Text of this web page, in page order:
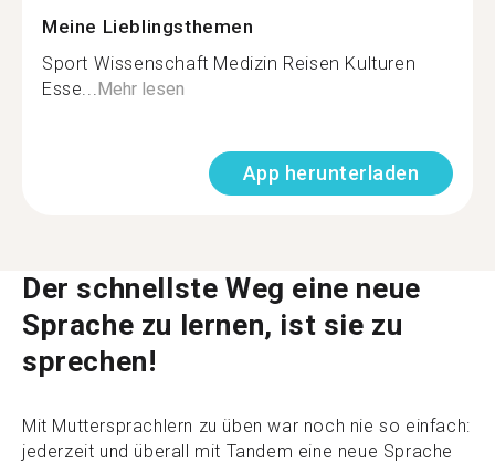
Meine Lieblingsthemen
Sport Wissenschaft Medizin Reisen Kulturen
Esse... Mehr lesen
App herunterladen
Der schnellste Weg eine neue
Sprache zu lernen, ist sie zu
sprechen!
Mit Muttersprachlern zu üben war noch nie so einfach:
jederzeit und überall mit Tandem eine neue Sprache